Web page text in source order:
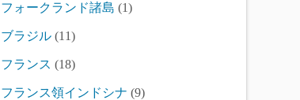
フォークランド諸島 (1)
ブラジル (11)
フランス (18)
フランス領インドシナ (9)